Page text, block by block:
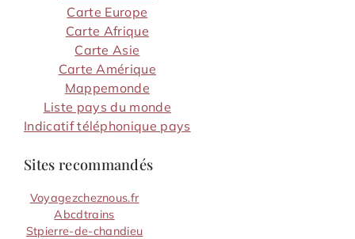
Carte Europe
Carte Afrique
Carte Asie
Carte Amérique
Mappemonde
Liste pays du monde
Indicatif téléphonique pays
Sites recommandés
Voyagezcheznous.fr
Abcdtrains
Stpierre-de-chandieu